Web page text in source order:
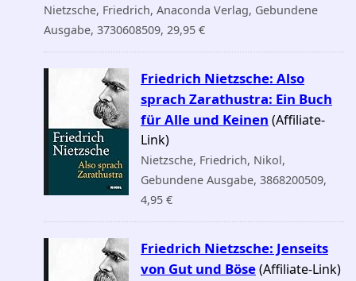
Nietzsche, Friedrich, Anaconda Verlag, Gebundene
Ausgabe, 3730608509, 29,95 €
Friedrich Nietzsche: Also
sprach Zarathustra: Ein Buch
für Alle und Keinen (Affiliate-
Link)
Nietzsche, Friedrich, Nikol,
Gebundene Ausgabe, 3868200509,
4,95 €
Friedrich Nietzsche: Jenseits
von Gut und Böse(Affiliate-Link)